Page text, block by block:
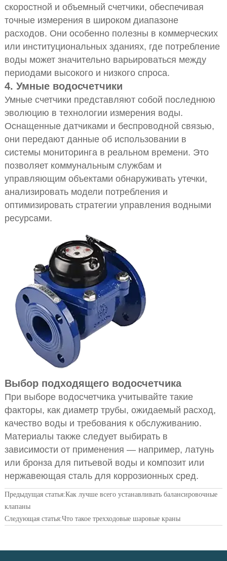
скоростной и объемный счетчики, обеспечивая
точные измерения в широком диапазоне
расходов. Они особенно полезны в коммерческих
или институциональных зданиях, где потребление
воды может значительно варьироваться между
периодами высокого и низкого спроса.
4. Умные водосчетчики
Умные счетчики представляют собой последнюю
эволюцию в технологии измерения воды.
Оснащенные датчиками и беспроводной связью,
они передают данные об использовании в
системы мониторинга в реальном времени. Это
позволяет коммунальным службам и
управляющим объектами обнаруживать утечки,
анализировать модели потребления и
оптимизировать стратегии управления водными
ресурсами.
Выбор подходящего водосчетчика
При выборе водосчетчика учитывайте такие
факторы, как диаметр трубы, ожидаемый расход,
качество воды и требования к обслуживанию.
Материалы также следует выбирать в
зависимости от применения — например, латунь
или бронза для питьевой воды и композит или
нержавеющая сталь для коррозионных сред.
Предыдущая статья:Как лучше всего устанавливать балансировочные
клапаны
Следующая статья:Что такое трехходовые шаровые краны